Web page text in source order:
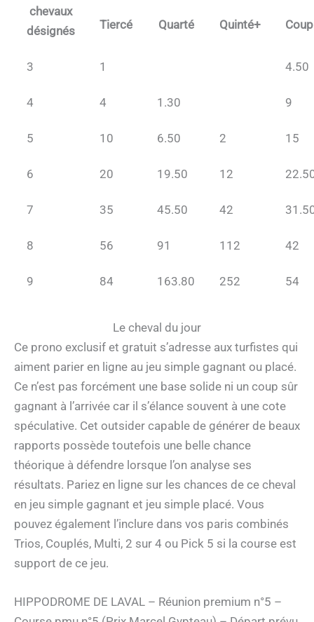
chevaux
désignés
Tiercé Quarté Quinté+
3 1 4.50
4 4 1.30 9
5 10 6.50 2 15
6 20 19.50 12
7 35 45.50 42
8 56 91 112 42
9 84 163.80 252 54
Le cheval du jour
Ce prono exclusif et gratuit s’adresse aux turfistes qui
aiment parier en ligne au jeu simple gagnant ou placé.
Ce n’est pas forcément une base solide ni un coup sûr
gagnant à l’arrivée car il s’élance souvent à une cote
spéculative. Cet outsider capable de générer de beaux
rapports possède toutefois une belle chance
théorique à défendre lorsque l’on analyse ses
résultats. Pariez en ligne sur les chances de ce cheval
en jeu simple gagnant et jeu simple placé. Vous
pouvez également l’inclure dans vos paris combinés
Trios, Couplés, Multi, 2 sur 4 ou Pick 5 si la course est
support de ce jeu.
HIPPODROME DE LAVAL – Réunion premium n°5 –